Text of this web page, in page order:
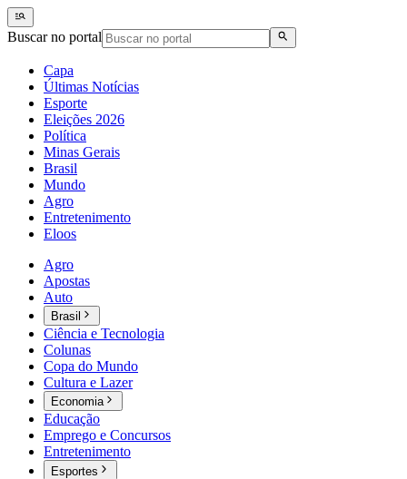
Buscar no portal
Capa
Últimas Notícias
Esporte
Eleições 2026
Política
Minas Gerais
Brasil
Mundo
Agro
Entretenimento
Eloos
Agro
Apostas
Auto
Brasil
Ciência e Tecnologia
Colunas
Copa do Mundo
Cultura e Lazer
Economia
Educação
Emprego e Concursos
Entretenimento
Esportes